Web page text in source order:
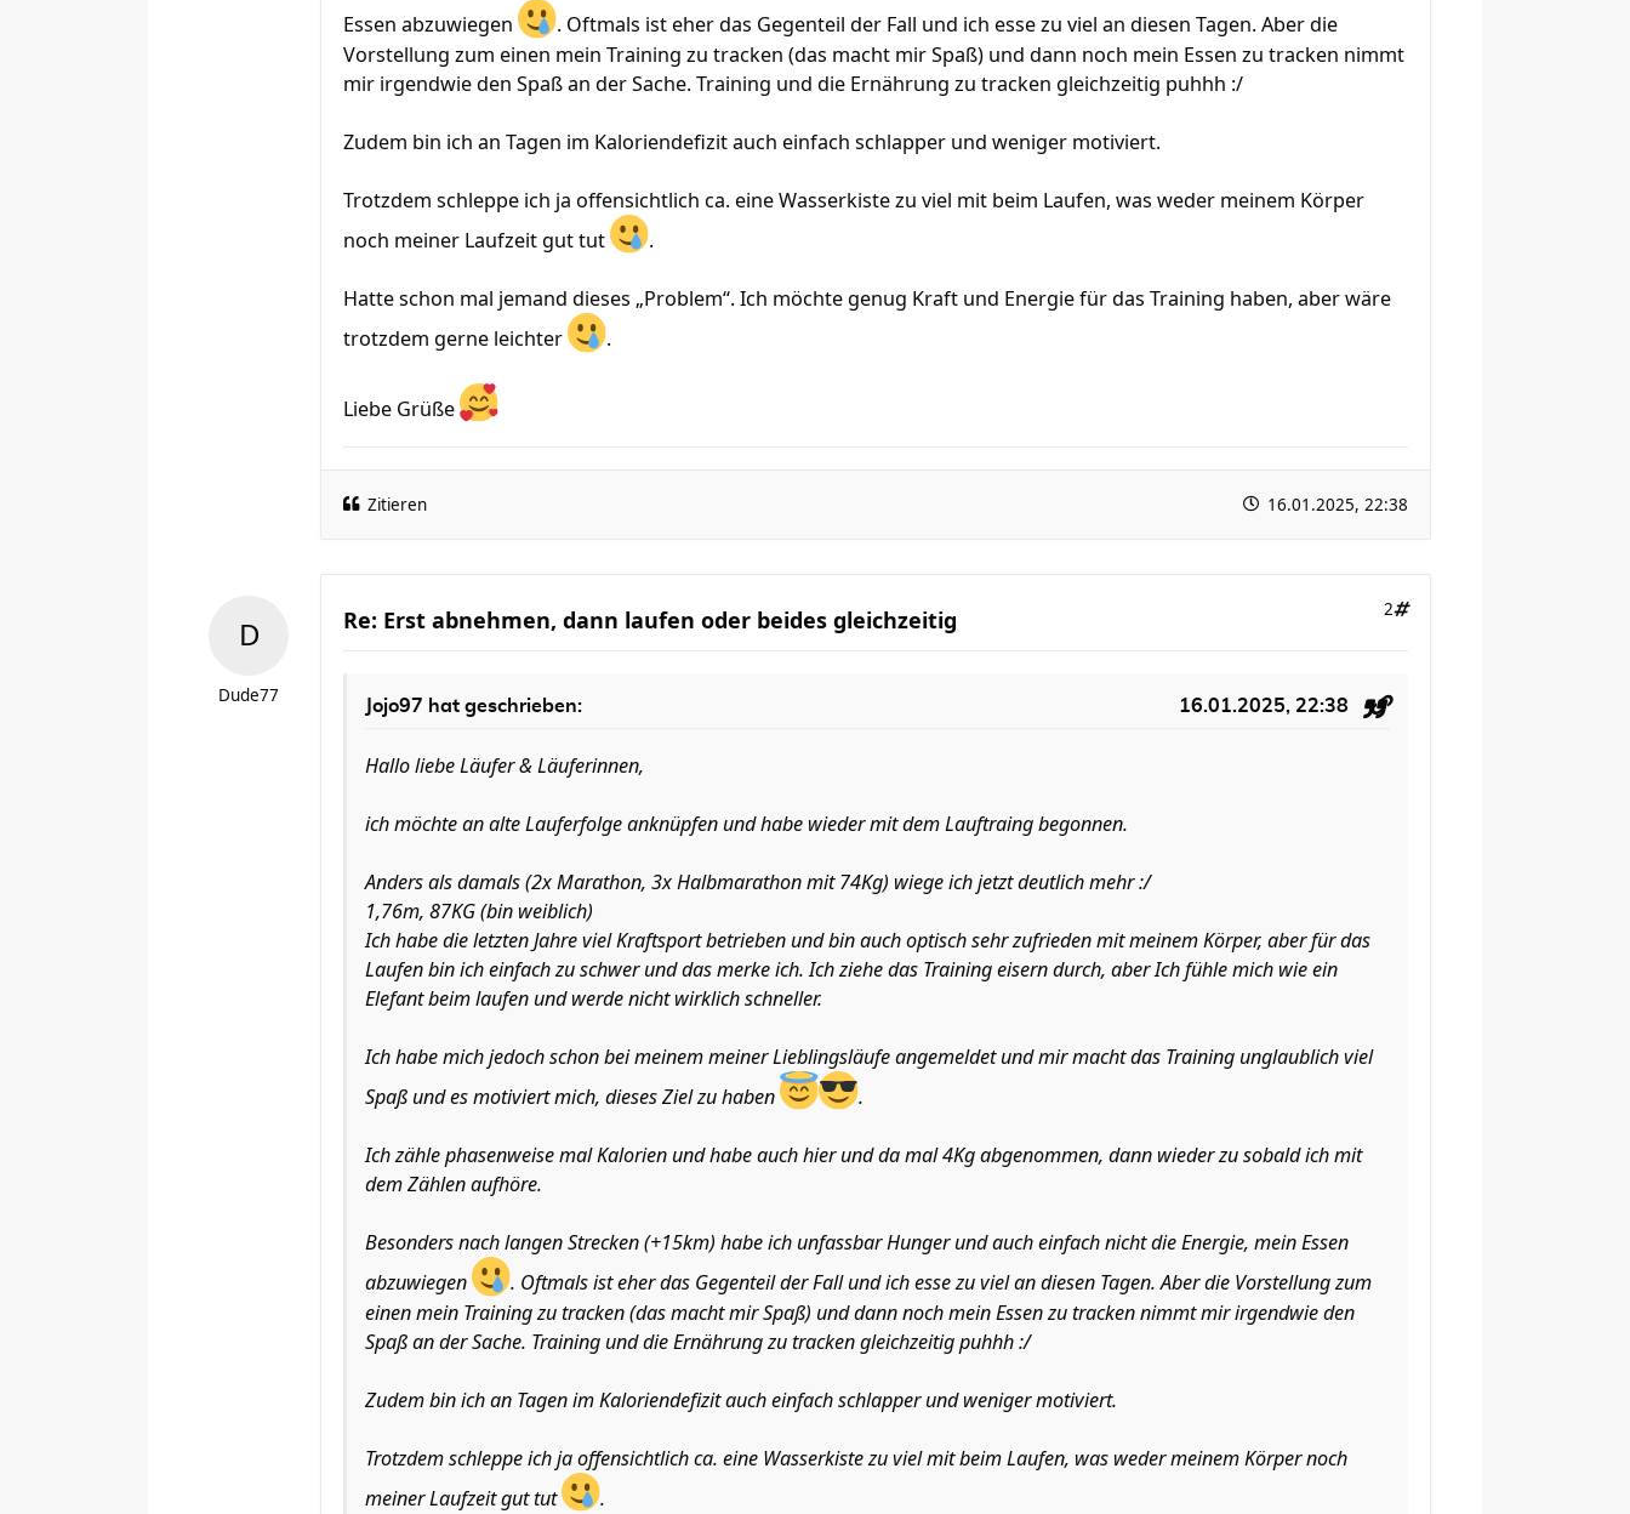
Essen abzuwiegen
. Oftmals ist eher das Gegenteil der Fall und ich esse zu viel an diesen Tagen. Aber die
Vorstellung zum einen mein Training zu tracken (das macht mir Spaß) und dann noch mein Essen zu tracken nimmt
mir irgendwie den Spaß an der Sache. Training und die Ernährung zu tracken gleichzeitig puhhh :/
Zudem bin ich an Tagen im Kaloriendefizit auch einfach schlapper und weniger motiviert.
Trotzdem schleppe ich ja offensichtlich ca. eine Wasserkiste zu viel mit beim Laufen, was weder meinem Körper
noch meiner Laufzeit gut tut
.
Hatte schon mal jemand dieses „Problem“. Ich möchte genug Kraft und Energie für das Training haben, aber wäre
trotzdem gerne leichter
.
Liebe Grüße
Zitieren 16.01.2025, 22:38
Dude77
Re: Erst abnehmen, dann laufen oder beides gleichzeitig 2
Jojo97 hat geschrieben: 16.01.2025, 22:38
Hallo liebe Läufer & Läuferinnen,
ich möchte an alte Lauferfolge anknüpfen und habe wieder mit dem Lauftraing begonnen.
Anders als damals (2x Marathon, 3x Halbmarathon mit 74Kg) wiege ich jetzt deutlich mehr :/
1,76m, 87KG (bin weiblich)
Ich habe die letzten Jahre viel Kraftsport betrieben und bin auch optisch sehr zufrieden mit meinem Körper, aber für das
Laufen bin ich einfach zu schwer und das merke ich. Ich ziehe das Training eisern durch, aber Ich fühle mich wie ein
Elefant beim laufen und werde nicht wirklich schneller.
Ich habe mich jedoch schon bei meinem meiner Lieblingsläufe angemeldet und mir macht das Training unglaublich viel
Spaß und es motiviert mich, dieses Ziel zu haben
.
Ich zähle phasenweise mal Kalorien und habe auch hier und da mal 4Kg abgenommen, dann wieder zu sobald ich mit
dem Zählen aufhöre.
Besonders nach langen Strecken (+15km) habe ich unfassbar Hunger und auch einfach nicht die Energie, mein Essen
abzuwiegen
. Oftmals ist eher das Gegenteil der Fall und ich esse zu viel an diesen Tagen. Aber die Vorstellung zum
einen mein Training zu tracken (das macht mir Spaß) und dann noch mein Essen zu tracken nimmt mir irgendwie den
Spaß an der Sache. Training und die Ernährung zu tracken gleichzeitig puhhh :/
Zudem bin ich an Tagen im Kaloriendefizit auch einfach schlapper und weniger motiviert.
Trotzdem schleppe ich ja offensichtlich ca. eine Wasserkiste zu viel mit beim Laufen, was weder meinem Körper noch
meiner Laufzeit gut tut
.